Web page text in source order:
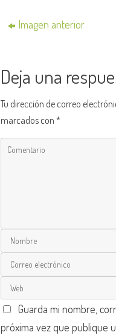
Imagen anterior
Deja una
Tu dirección de correo
marcados con*
Guarda mi nombre,
próxima vez que publique